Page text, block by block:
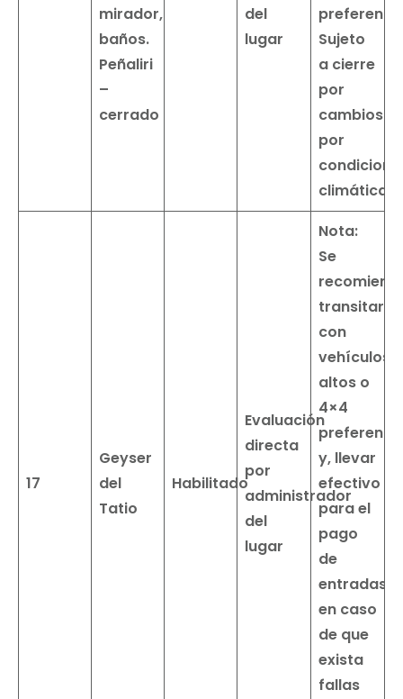
mirador,
baños.
Peñaliri
–
cerrado
del
lugar
Sujeto
a cierre
por
cambios
por
climáticas.
17
Geyser
del
Tatio
Habilitado
Evaluación
directa
por
administrador
del
lugar
Nota:
Se
transitar
con
vehículos
altos o
4×4
y, llevar
efectivo
para el
pago
de
entradas
en caso
de que
exista
fallas